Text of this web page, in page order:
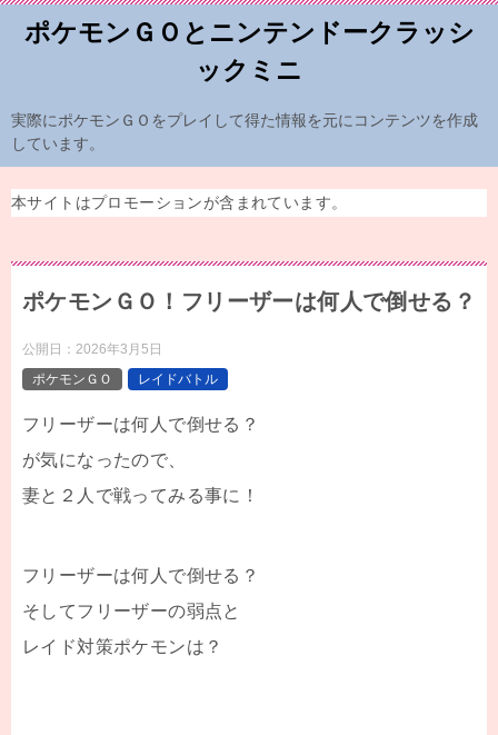
ポケモンＧＯとニンテンドークラッシ
ックミニ
実際にポケモンＧＯをプレイして得た情報を元にコンテンツを作成
しています。
本サイトはプロモーションが含まれています。
ポケモンＧＯ！フリーザーは何人で倒せる？
公開日： 2026年3月5日
ポケモンＧＯ
レイドバトル
フリーザーは何人で倒せる？
が気になったので、
妻と２人で戦ってみる事に！
フリーザーは何人で倒せる？
そしてフリーザーの弱点と
レイド対策ポケモンは？